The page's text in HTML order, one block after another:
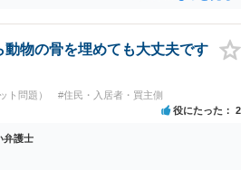
ではありません。 ただ、解除まで認めら
頼関係が破壊されたかどうかで判断されま
用に大きく改築する等までなさらない限
ないかもしれません。 しかしそれでも、
、将来の更新時に更新料の上乗せを要求
に使ったりする可能性は否定できませ
動物の骨を埋めても大丈夫です
ト問題） #住民・入居者・買主側
役にたった 2
弁護士